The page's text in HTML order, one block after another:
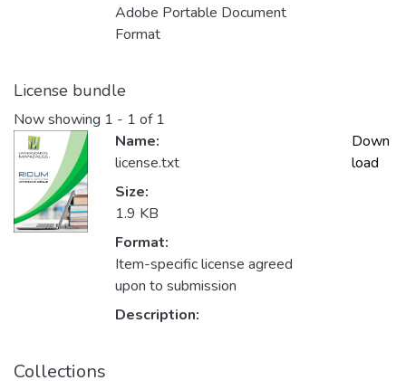
Adobe Portable Document
Format
License bundle
Now showing 1 - 1 of 1
Name:
license.txt
Size:
1.9 KB
Format:
Item-specific license agreed
upon to submission
Description:
Down
load
Collections